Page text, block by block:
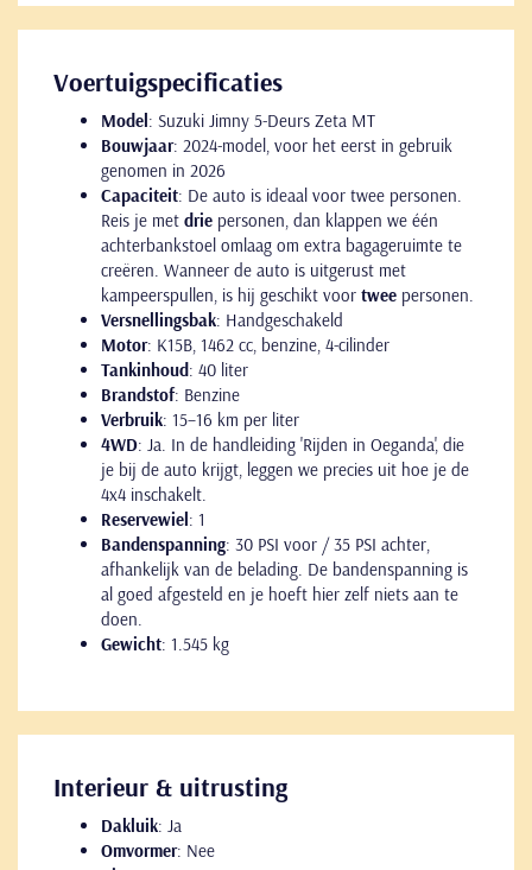
Voertuigspecificaties
Model: Suzuki Jimny 5-Deurs Zeta MT
Bouwjaar: 2024-model, voor het eerst in gebruik
genomen in 2026
Capaciteit: De auto is ideaal voor twee personen.
Reis je met drie personen, dan klappen we één
achterbankstoel omlaag om extra bagageruimte te
creëren. Wanneer de auto is uitgerust met
kampeerspullen, is hij geschikt voor twee personen.
Versnellingsbak: Handgeschakeld
Motor: K15B, 1462 cc, benzine, 4-cilinder
Tankinhoud: 40 liter
Brandstof: Benzine
Verbruik: 15–16 km per liter
4WD: Ja. In de handleiding 'Rijden in Oeganda', die
je bij de auto krijgt, leggen we precies uit hoe je de
4x4 inschakelt.
Reservewiel: 1
Bandenspanning: 30 PSI voor / 35 PSI achter,
afhankelijk van de belading. De bandenspanning is
al goed afgesteld en je hoeft hier zelf niets aan te
doen.
Gewicht: 1.545 kg
Interieur & uitrusting
Dakluik: Ja
Omvormer: Nee